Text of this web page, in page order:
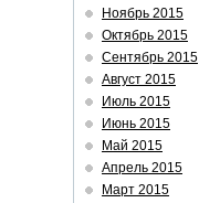
Ноябрь 2015
Октябрь 2015
Сентябрь 2015
Август 2015
Июль 2015
Июнь 2015
Май 2015
Апрель 2015
Март 2015